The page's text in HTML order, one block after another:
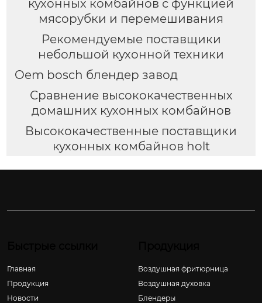
кухонных комбайнов с функцией
мясорубки и перемешивания
Рекомендуемые поставщики
небольшой кухонной техники
Oem bosch блендер завод
Сравнение высококачественных
домашних кухонных комбайнов
Высококачественные поставщики
кухонных комбайнов holt
Главная
Продукция
Новости
Воздушная фритюрница
Воздушная духовка
Блендеры